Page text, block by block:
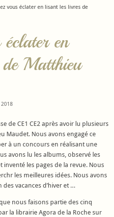
vous éclater en lisant les livres de
en
Matthieu
de CE1 CE2 après avoir lu plusieurs
Maudet. Nous avons engagé ce
à un concours en réalisant une
avons lu les albums, observé les
les pages de la revue. Nous
les meilleures idées. Nous avons
vacances d’hiver et …
nous faisons partie des cinq
la librairie Agora de la Roche sur